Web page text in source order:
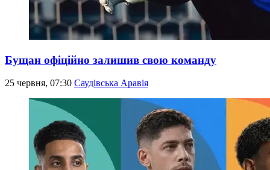
Бущан офіційно залишив свою команду
25 червня, 07:30 Саудівська Аравія